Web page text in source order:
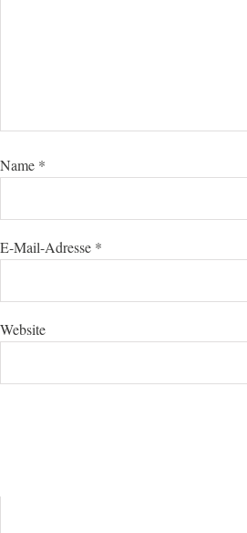
Name *
E-Mail-Adresse *
Website